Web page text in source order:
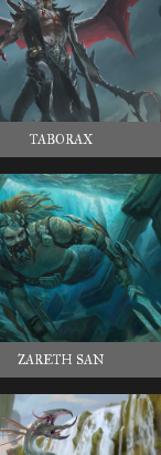
TABORAX
ZARETH SAN